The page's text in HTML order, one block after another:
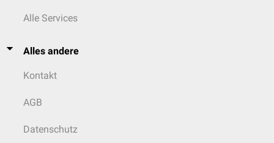
Alle Services
Alles andere
Kontakt
AGB
Datenschutz